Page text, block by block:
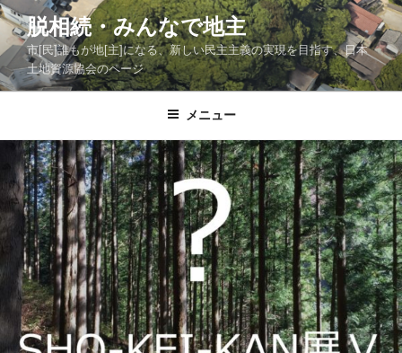
コ
ン
テ
ン
ツ
ス
ッ
プ
脱相続・みんなで地主
市[民]誰もが地[主]になる、新しい民主主義の実現を目指す、日本
土地資源協会のページ
メニュー